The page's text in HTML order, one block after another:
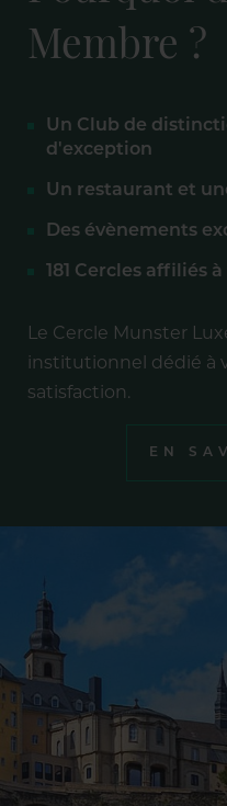
Membre ?
Un Club de
d'exception
Un restaurant et
Des évènements
181 Cercles affiliés
Le Cercle Munster
institutionnel dédié à
satisfaction.
EN